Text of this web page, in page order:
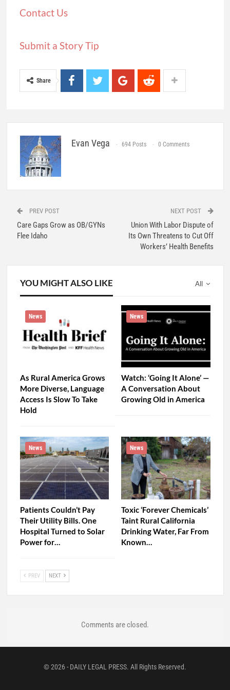
Contact Us
Submit a Story Tip
Share
Evan Vega 694 Posts 0 Comments
PREV POST
Care Gaps Grow as OB/GYNs
Flee Idaho
NEXT POST
Union With Labor Dispute of
Its Own Threatens to Cut Off
Workers’ Health Benefits
All
YOU MIGHT ALSO LIKE
News
As Rural America Grows
More Diverse, Language
Access Is Slow To Take
Hold
News
Watch: ‘Going It Alone’ —
A Conversation About
Growing Old in America
News
Patients Couldn’t Pay
Their Utility Bills. One
Hospital Turned to Solar
Power for…
News
Toxic ‘Forever Chemicals’
Taint Rural California
Drinking Water, Far From
Known…
PREV NEXT
Comments are closed.
© 2026 - DAILY LEGAL PRESS. All Rights Reserved.